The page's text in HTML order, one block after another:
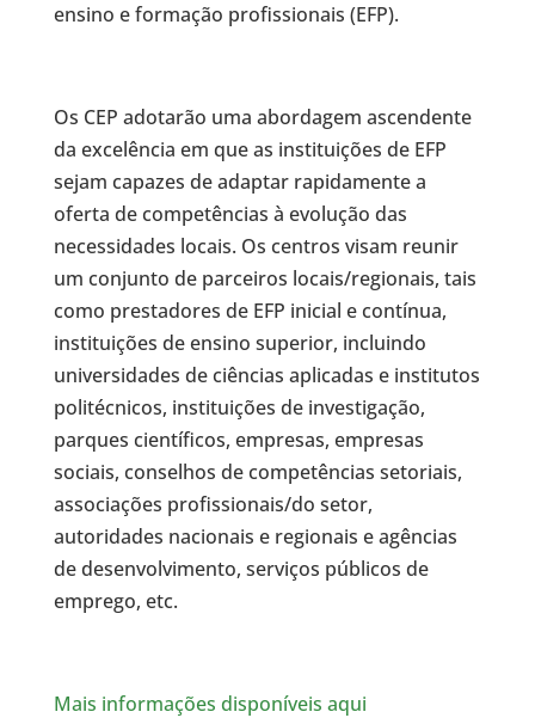
ensino e formação profissionais (EFP).
Os CEP adotarão uma abordagem ascendente
da excelência em que as instituições de EFP
sejam capazes de adaptar rapidamente a
oferta de competências à evolução das
necessidades locais. Os centros visam reunir
um conjunto de parceiros locais/regionais, tais
como prestadores de EFP inicial e contínua,
instituições de ensino superior, incluindo
universidades de ciências aplicadas e institutos
politécnicos, instituições de investigação,
parques científicos, empresas, empresas
sociais, conselhos de competências setoriais,
associações profissionais/do setor,
autoridades nacionais e regionais e agências
de desenvolvimento, serviços públicos de
emprego, etc.
Mais informações disponíveis aqui